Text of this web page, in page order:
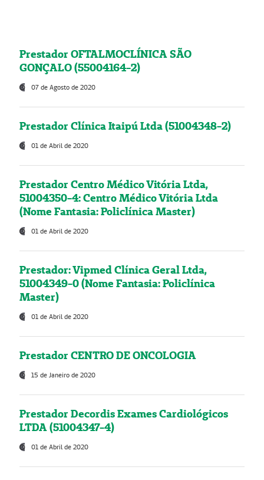
Prestador OFTALMOCLÍNICA SÃO
GONÇALO (55004164-2)
07 de Agosto de 2020
Prestador Clínica Itaipú Ltda (51004348-2)
01 de Abril de 2020
Prestador Centro Médico Vitória Ltda,
51004350-4: Centro Médico Vitória Ltda
(Nome Fantasia: Policlínica Master)
01 de Abril de 2020
Prestador: Vipmed Clínica Geral Ltda,
51004349-0 (Nome Fantasia: Policlínica
Master)
01 de Abril de 2020
Prestador CENTRO DE ONCOLOGIA
15 de Janeiro de 2020
Prestador Decordis Exames Cardiológicos
LTDA (51004347-4)
01 de Abril de 2020